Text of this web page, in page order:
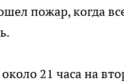
пожар, когда
21 часа на